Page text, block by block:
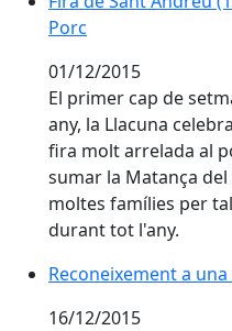
Porc
01/12/2015
El primer cap de
any, la Llacuna
fira molt arrelada al
sumar la Matança
moltes famílies per
durant tot l'any.
Reconeixement a
Reconeixement a
16/12/2015